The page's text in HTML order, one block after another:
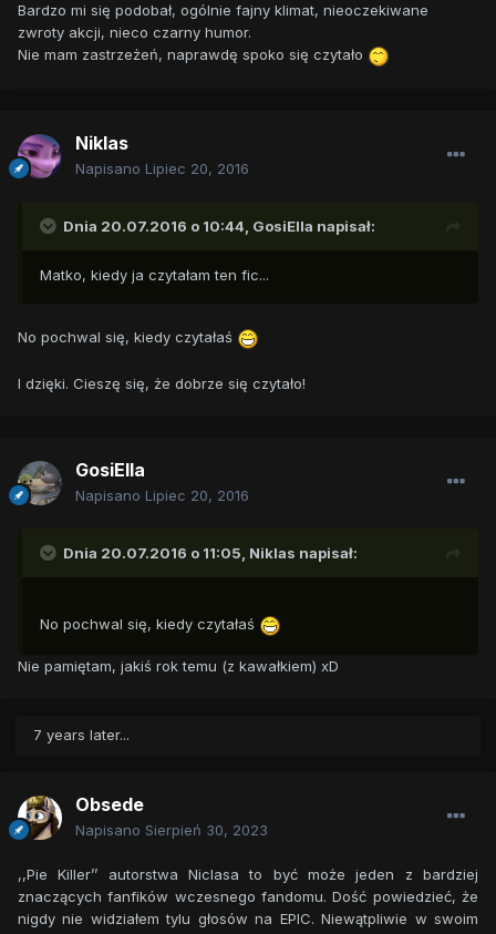
Bardzo mi się podobał, ogólnie fajny klimat, nieoczekiwane
zwroty akcji, nieco czarny humor.
Nie mam zastrzeżeń, naprawdę spoko się czytało
Niklas
Napisano Lipiec 20, 2016
Dnia 20.07.2016 o 10:44, GosiElla napisał:
Matko, kiedy ja czytałam ten fic...
No pochwal się, kiedy czytałaś
I dzięki. Cieszę się, że dobrze się czytało!
GosiElla
Napisano Lipiec 20, 2016
Dnia 20.07.2016 o 11:05, Niklas napisał:
No pochwal się, kiedy czytałaś
Nie pamiętam, jakiś rok temu (z kawałkiem) xD
7 years later...
Obsede
Napisano Sierpień 30, 2023
,,Pie Killer’’ autorstwa Niclasa to być może jeden z bardziej
znaczących fanfików wczesnego fandomu. Dość powiedzieć, że
nigdy nie widziałem tylu głosów na EPIC. Niewątpliwie w swoim